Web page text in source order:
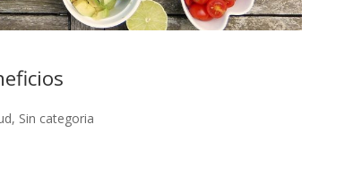
, Sin categoria